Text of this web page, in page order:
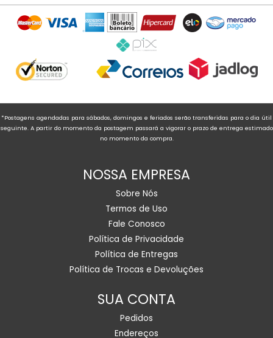
*Postagens agendadas para sábados, domingos e feriados serão transferidas para o dia útil
seguinte. A partir do momento da postagem passará a vigorar o prazo de entrega estimado
no momento da compra.
NOSSA EMPRESA
Sobre Nós
Termos de Uso
Fale Conosco
Política de Privacidade
Política de Entregas
Política de Trocas e Devoluções
SUA CONTA
Pedidos
Endereços